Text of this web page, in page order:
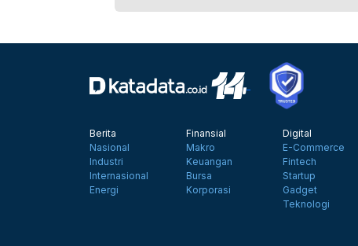
Berita
Nasional
Industri
Internasional
Energi
Finansial
Makro
Keuangan
Bursa
Korporasi
Digital
E-Commerce
Fintech
Startup
Gadget
Teknologi